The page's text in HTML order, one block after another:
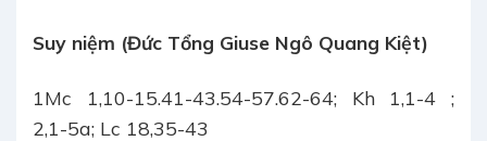
Suy niệm (Đức Tổng Giuse Ngô Quang Kiệt)
1Mc 1,10-15.41-43.54-57.62-64; Kh 1,1-4 ;
2,1-5a; Lc 18,35-43